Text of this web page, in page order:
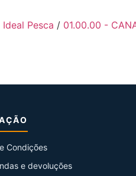
Ideal Pesca / 01.00.00 -
Condições
e devoluções